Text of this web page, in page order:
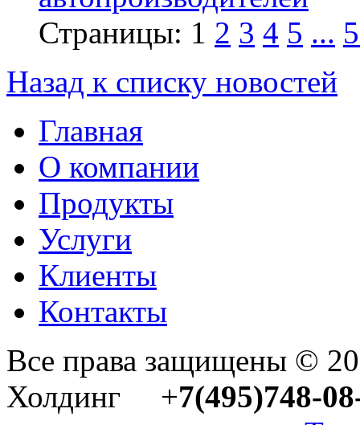
Страницы: 1 2 3 4 5 ...
Назад к списку новостей
Главная
О компании
Продукты
Услуги
Клиенты
Контакты
Все права защищены ©
Холдинг +7(495)748-